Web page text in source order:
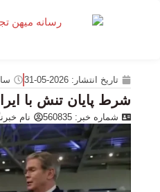
تاریخ انتشار: 2026-05-31
شرط پایان تنش با
شماره خبر: 560835 نام